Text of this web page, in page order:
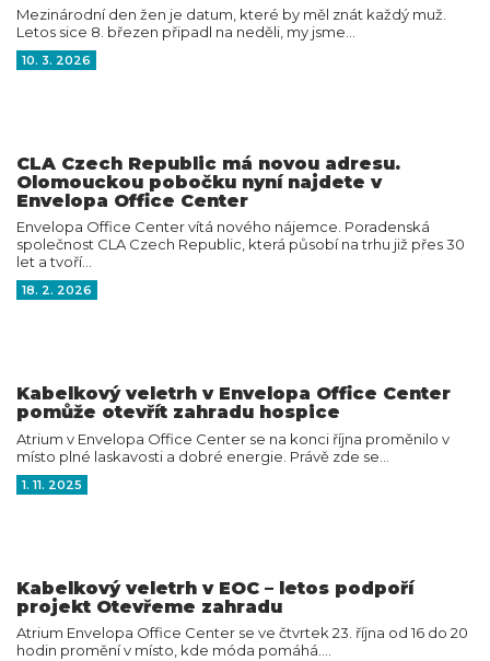
Mezinárodní den žen je datum, které by měl znát každý muž.
Letos sice 8. březen připadl na neděli, my jsme…
10. 3. 2026
CLA Czech Republic má novou adresu.
Olomouckou pobočku nyní najdete v
Envelopa Office Center
Envelopa Office Center vítá nového nájemce. Poradenská
společnost CLA Czech Republic, která působí na trhu již přes 30
let a tvoří…
18. 2. 2026
Kabelkový veletrh v Envelopa Office Center
pomůže otevřít zahradu hospice
Atrium v Envelopa Office Center se na konci října proměnilo v
místo plné laskavosti a dobré energie. Právě zde se…
1. 11. 2025
Kabelkový veletrh v EOC – letos podpoří
projekt Otevřeme zahradu
Atrium Envelopa Office Center se ve čtvrtek 23. října od 16 do 20
hodin promění v místo, kde móda pomáhá.…